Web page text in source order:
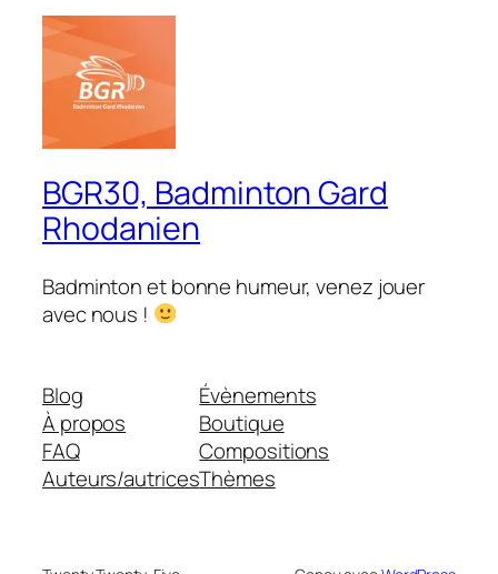
BGR30, Badminton Gard
Rhodanien
Badminton et bonne humeur, venez jouer
avec nous !
Blog
À propos
FAQ
Auteurs/autrices
Évènements
Boutique
Compositions
Thèmes